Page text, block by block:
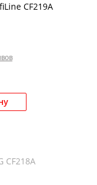
CF219A
CF218A